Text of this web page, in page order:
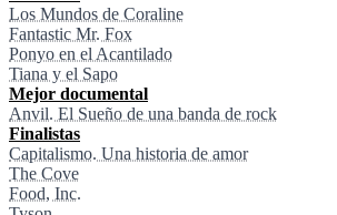
Los Mundos de Coraline
Fantastic Mr. Fox
Ponyo en el Acantilado
Tiana y el Sapo
Mejor documental
Anvil. El Sueño de una banda de rock
Finalistas
Capitalismo. Una historia de amor
The Cove
Food, Inc.